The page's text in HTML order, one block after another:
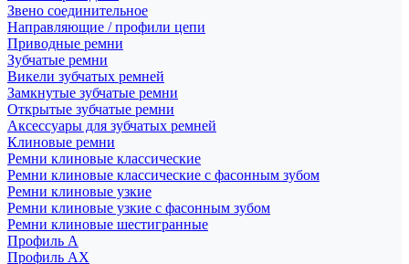
Звено соединительное
Направляющие / профили цепи
Приводные ремни
Зубчатые ремни
Викели зубчатых ремней
Замкнутые зубчатые ремни
Открытые зубчатые ремни
Аксессуары для зубчатых ремней
Клиновые ремни
Ремни клиновые классические
Ремни клиновые классические с фасонным зубом
Ремни клиновые узкие
Ремни клиновые узкие с фасонным зубом
Ремни клиновые шестигранные
Профиль A
Профиль AX